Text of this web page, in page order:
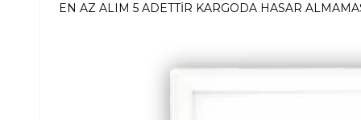
EN AZ ALIM 5 ADETTİR KARGODA HASAR